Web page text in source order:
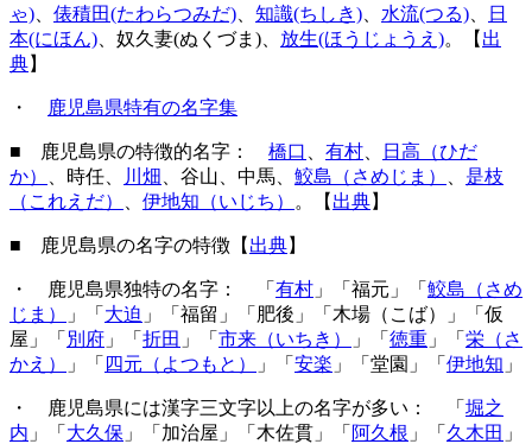
ゃ)
俵積田(たわらつみだ) 知識(ちしき) 水流(つる)
日
本(にほん) 、奴久妻(ぬくづま)、 放生(ほうじょうえ)。【 出
典】
・ 鹿児島県特有の名字集
■ 鹿児島県の特徴的名字： 橋口 有村
日高（ひだ
か）
、時任、 川畑 、谷山、中馬、 鮫島（さめじま）
是枝
（これえだ）
伊地知（いじち） 。【 出典】
■ 鹿児島県の名字の特徴【 出典】
・ 鹿児島県独特の名字： 「 有村 」「福元」「 鮫島（さめ
じま）
」「 大迫 」「福留」「肥後」「木場（こば）」「仮
屋」「 別府 」「 折田 」「 市来（いちき） 」「 徳重 」「 栄（さ
かえ）
」「 四元（よつもと） 」「 安楽 」「堂園」「 伊地知 」
・ 鹿児島県には漢字三文字以上の名字が多い： 「 堀之
内 」「 大久保 」「加治屋」「木佐貫」「 阿久根 」「 久木田 」